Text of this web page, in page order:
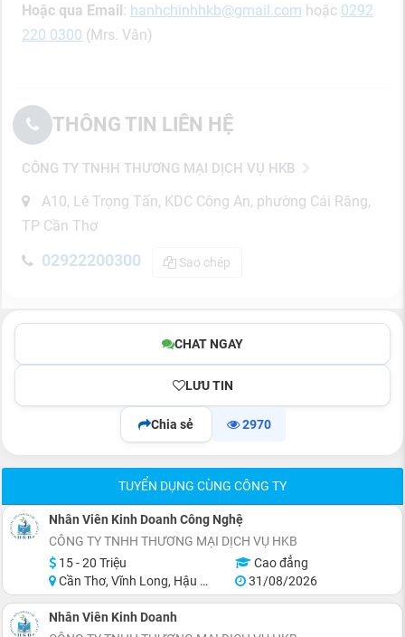
Hoặc qua Email: hanhchinhhkb@gmail.com hoặc 0292
220 0300 (Mrs. Vân)
THÔNG TIN LIÊN HỆ
CÔNG TY TNHH THƯƠNG MẠI DỊCH VỤ HKB
A10, Lê Trọng Tấn, KDC Công An, phường Cái Răng,
TP Cần Thơ
02922200300 Sao chép
CHAT NGAY
LƯU TIN
Chia sẻ 2970
TUYỂN DỤNG CÙNG CÔNG TY
Nhân Viên Kinh Doanh Công Nghệ
CÔNG TY TNHH THƯƠNG MẠI DỊCH VỤ HKB
15 - 20 Triệu
Cao đẳng
Cần Thơ, Vĩnh Long, Hậu Giang, Sóc Trăng, Bạc Liêu, Cà Mau
31/08/2026
Nhân Viên Kinh Doanh